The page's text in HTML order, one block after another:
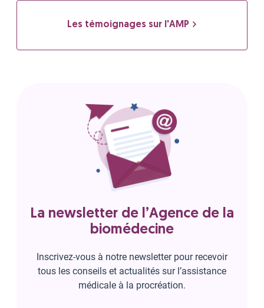
Les témoignages sur l'AMP
La newsletter de l’Agence de la
biomédecine
Inscrivez-vous à notre newsletter pour recevoir
tous les conseils et actualités sur l’assistance
médicale à la procréation.